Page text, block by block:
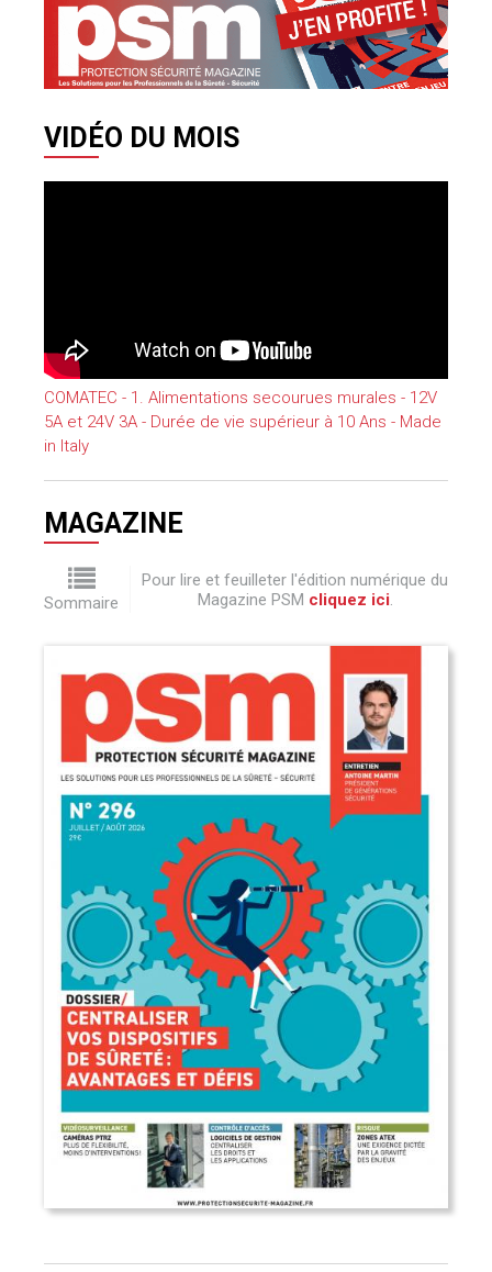
VIDÉO DU MOIS
COMATEC - 1. Alimentations secourues murales - 12V
5A et 24V 3A - Durée de vie supérieur à 10 Ans - Made
in Italy
MAGAZINE
Sommaire
Pour lire et feuilleter l'édition numérique du
Magazine PSM cliquez ici.